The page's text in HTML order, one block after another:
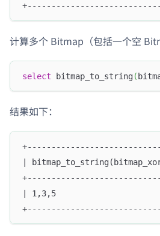
计算多个 Bitmap（包括一个空
select bitmap_to_string(
结果如下：
|
| 1,3,5